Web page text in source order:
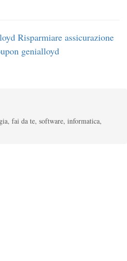
Risparmiare assicurazione
genialloyd
fai da te, software, informatica,